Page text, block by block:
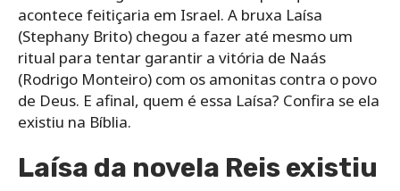
acontece feitiçaria em Israel. A bruxa Laísa
(Stephany Brito) chegou a fazer até mesmo um
ritual para tentar garantir a vitória de Naás
(Rodrigo Monteiro) com os amonitas contra o povo
de Deus. E afinal, quem é essa Laísa? Confira se ela
existiu na Bíblia.
Laísa da novela Reis existiu